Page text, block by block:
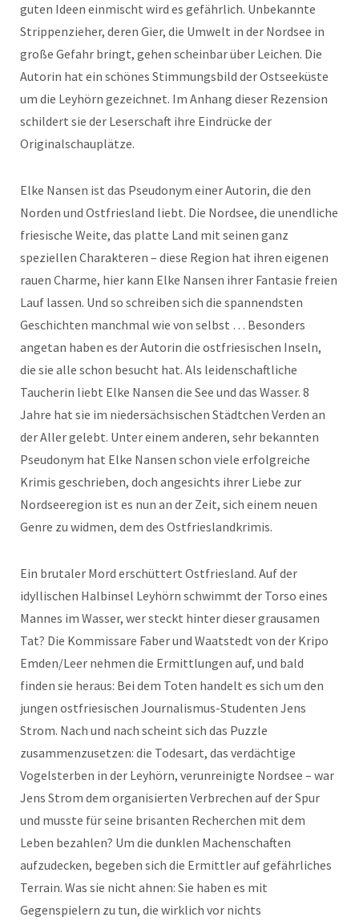
guten Ideen einmischt wird es gefährlich. Unbekannte
Strippenzieher, deren Gier, die Umwelt in der Nordsee in
große Gefahr bringt, gehen scheinbar über Leichen. Die
Autorin hat ein schönes Stimmungsbild der Ostseeküste
um die Leyhörn gezeichnet. Im Anhang dieser Rezension
schildert sie der Leserschaft ihre Eindrücke der
Originalschauplätze.
Elke Nansen ist das Pseudonym einer Autorin, die den
Norden und Ostfriesland liebt. Die Nordsee, die unendliche
friesische Weite, das platte Land mit seinen ganz
speziellen Charakteren – diese Region hat ihren eigenen
rauen Charme, hier kann Elke Nansen ihrer Fantasie freien
Lauf lassen. Und so schreiben sich die spannendsten
Geschichten manchmal wie von selbst … Besonders
angetan haben es der Autorin die ostfriesischen Inseln,
die sie alle schon besucht hat. Als leidenschaftliche
Taucherin liebt Elke Nansen die See und das Wasser. 8
Jahre hat sie im niedersächsischen Städtchen Verden an
der Aller gelebt. Unter einem anderen, sehr bekannten
Pseudonym hat Elke Nansen schon viele erfolgreiche
Krimis geschrieben, doch angesichts ihrer Liebe zur
Nordseeregion ist es nun an der Zeit, sich einem neuen
Genre zu widmen, dem des Ostfrieslandkrimis.
Ein brutaler Mord erschüttert Ostfriesland. Auf der
idyllischen Halbinsel Leyhörn schwimmt der Torso eines
Mannes im Wasser, wer steckt hinter dieser grausamen
Tat? Die Kommissare Faber und Waatstedt von der Kripo
Emden/Leer nehmen die Ermittlungen auf, und bald
finden sie heraus: Bei dem Toten handelt es sich um den
jungen ostfriesischen Journalismus-Studenten Jens
Strom. Nach und nach scheint sich das Puzzle
zusammenzusetzen: die Todesart, das verdächtige
Vogelsterben in der Leyhörn, verunreinigte Nordsee – war
Jens Strom dem organisierten Verbrechen auf der Spur
und musste für seine brisanten Recherchen mit dem
Leben bezahlen? Um die dunklen Machenschaften
aufzudecken, begeben sich die Ermittler auf gefährliches
Terrain. Was sie nicht ahnen: Sie haben es mit
Gegenspielern zu tun, die wirklich vor nichts